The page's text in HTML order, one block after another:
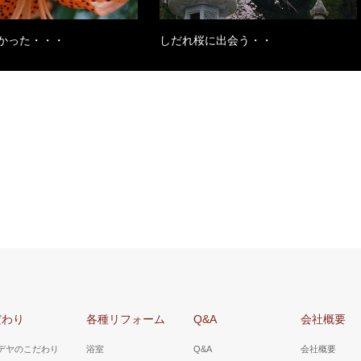
た・・・ しだれ桜に出会う・・
り
ヤのこだわり
各種リフォーム
浴室
Q&A
Q&A
会社概要
会社概要